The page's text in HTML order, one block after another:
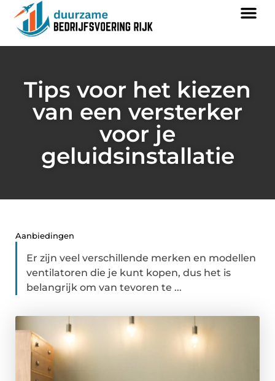
Tips voor het kiezen
van een versterker
voor je
geluidsinstallatie
Aanbiedingen
Er zijn veel verschillende merken en modellen
ventilatoren die je kunt kopen, dus het is
belangrijk om van tevoren te ...